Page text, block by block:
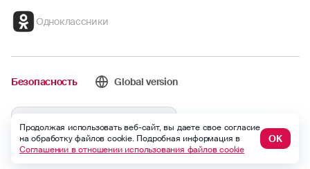
Одноклассники
Безопасность Global version
Версия для слабовидящих
Продолжая использовать веб-сайт, вы даете свое согласие
на обработку файлов cookie. Подробная информация в
Соглашении в отношении использования файлов cookie
ОК